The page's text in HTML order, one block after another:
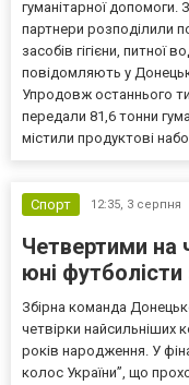
гуманітарної допомоги.
партнери розподілили
засобів гігієни, питної
повідомляють у
Упродовж останнього
передали 81,6 тонни
містили продуктові
Спорт 12:35, 3 серпня
Четвертими на
юні
Збірна команда
четвірки найсильніших
років народження. У
колос України”, що